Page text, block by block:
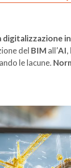
del BIMall’AI,
le lacune.